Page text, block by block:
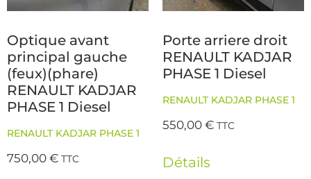
Optique avant
principal gauche
(feux)(phare)
RENAULT KADJAR
PHASE 1 Diesel
RENAULT KADJAR PHASE 1
750,00€ TTC
Porte arriere droit
RENAULT KADJAR
PHASE 1 Diesel
RENAULT KADJAR PHASE 1
550,00€ TTC
Détails